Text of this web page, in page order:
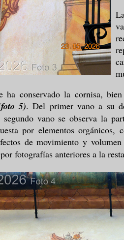
ha conservado la cornisa,
5). Del primer vano a su
vano se observa la
por elementos
de movimiento y volumen
fotografías anteriores a la